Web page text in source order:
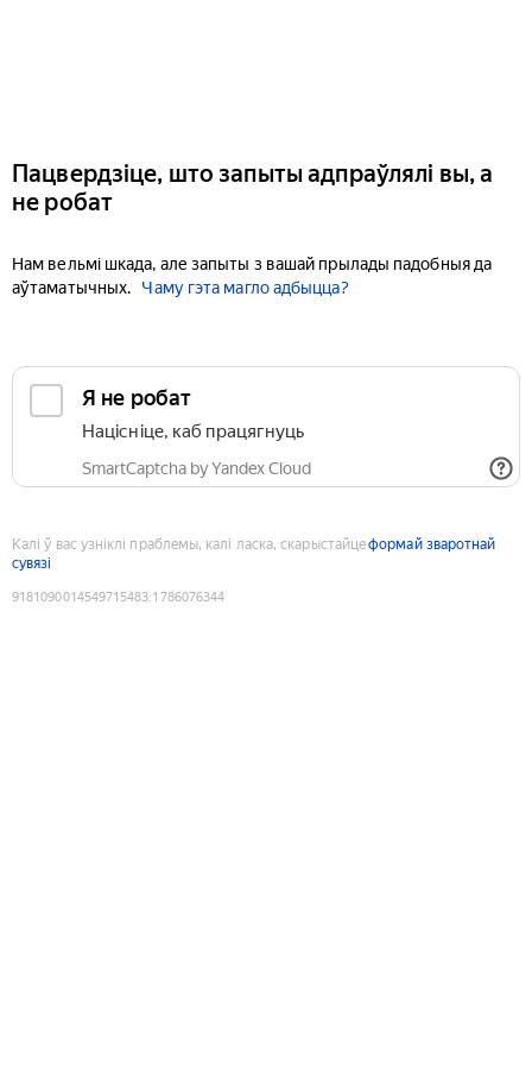
Пацвердзіце, што запыты адпраўлялі вы, а
не робат
Нам вельмі шкада, але запыты з вашай прылады падобныя да
аўтаматычных.
Чаму гэта магло адбыцца?
Я не робат
Націсніце, каб працягнуць
SmartCaptcha by Yandex Cloud
Калі ў вас узніклі праблемы, калі ласка, скарыстайцеформай зваротнай
сувязі
9181090014549715483:1786076344